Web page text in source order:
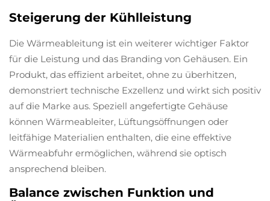
Steigerung der Kühlleistung
Die Wärmeableitung ist ein weiterer wichtiger Faktor
für die Leistung und das Branding von Gehäusen. Ein
Produkt, das effizient arbeitet, ohne zu überhitzen,
demonstriert technische Exzellenz und wirkt sich positiv
auf die Marke aus. Speziell angefertigte Gehäuse
können Wärmeableiter, Lüftungsöffnungen oder
leitfähige Materialien enthalten, die eine effektive
Wärmeabfuhr ermöglichen, während sie optisch
ansprechend bleiben.
Balance zwischen Funktion und